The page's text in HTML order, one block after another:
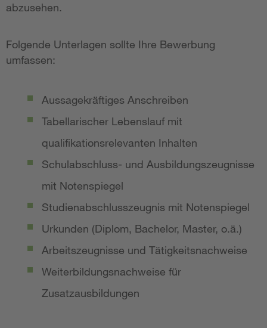
abzusehen.
Folgende Unterlagen sollte Ihre Bewerbung
umfassen:
Aussagekräftiges Anschreiben
Tabellarischer Lebenslauf mit
qualifikationsrelevanten Inhalten
Schulabschluss- und Ausbildungszeugnisse
mit Notenspiegel
Studienabschlusszeugnis mit Notenspiegel
Urkunden (Diplom, Bachelor, Master, o.ä.)
Arbeitszeugnisse und Tätigkeitsnachweise
Weiterbildungsnachweise für
Zusatzausbildungen